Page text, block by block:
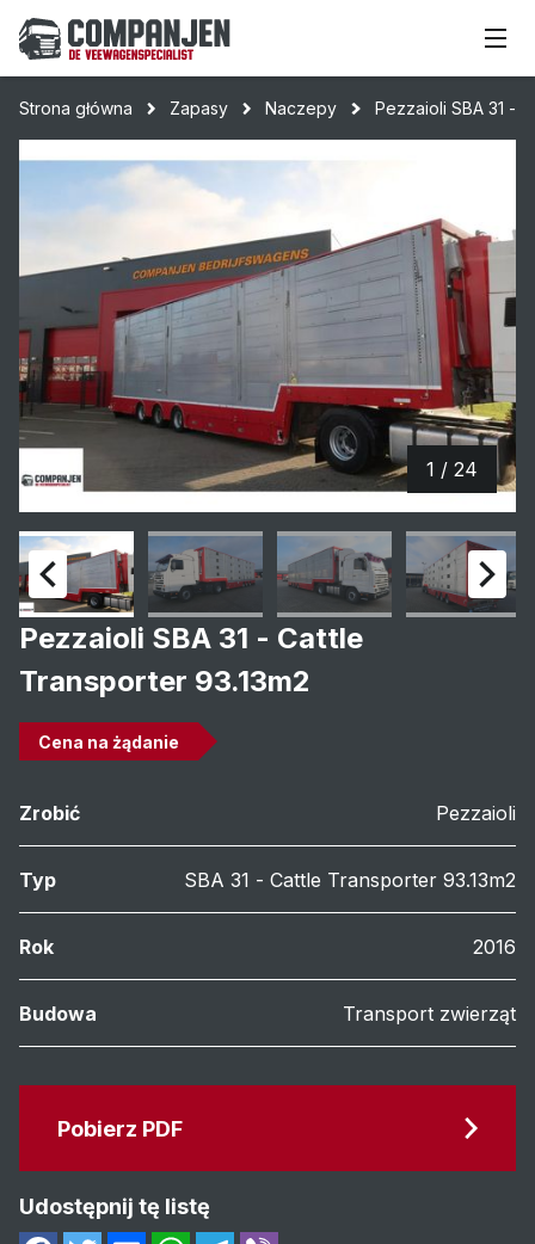
Strona główna Zapasy Naczepy Pezzaioli SBA 31 -
1 / 24
Pezzaioli SBA 31 - Cattle
Transporter 93.13m2
Cena na żądanie
Zrobić Pezzaioli
Typ SBA 31 - Cattle Transporter 93.13m2
Rok 2016
Budowa Transport zwierząt
Pobierz PDF
Udostępnij tę listę